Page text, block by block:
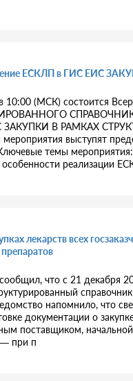
ЕСКЛП в ГИС ЕИС
10:00 (МСК) состоится
ЗАКУПКИ В РАМКАХ
мероприятия выступят
темы мероприятия:
особенности реализации
лекарств всех
что с 21 декабря
напомнило, что
документации о
поставщиком,
— при п